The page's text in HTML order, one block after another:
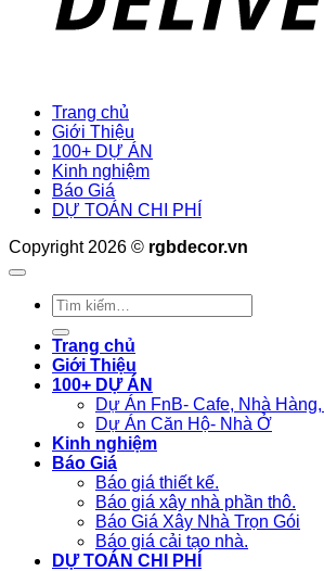
Trang chủ
Giới Thiệu
100+ DỰ ÁN
Kinh nghiệm
Báo Giá
DỰ TOÁN CHI PHÍ
Copyright 2026 © rgbdecor.vn
Tìm
kiếm:
Trang chủ
Giới Thiệu
100+ DỰ ÁN
Dự Án FnB- Cafe, Nhà
Dự Án Căn Hộ- Nhà Ở
Kinh nghiệm
Báo Giá
Báo giá thiết kế.
Báo giá xây nhà phần thô.
Báo Giá Xây Nhà Trọn Gói
Báo giá cải tạo nhà.
DỰ TOÁN CHI PHÍ